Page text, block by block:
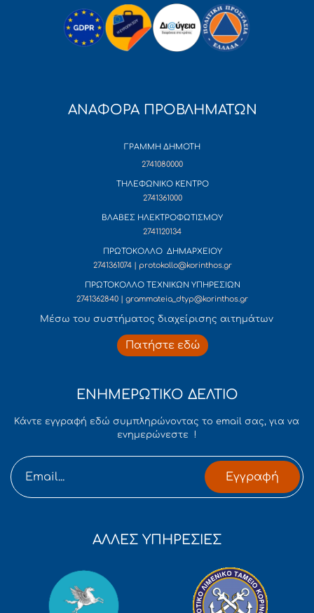
ΑΝΑΦΟΡΑ ΠΡΟΒΛΗΜΑΤΩΝ
ΓΡΑΜΜΗ ΔΗΜΟΤΗ
2741080000
ΤΗΛΕΦΩΝΙΚΟ ΚΕΝΤΡΟ
2741361000
ΒΛΑΒΕΣ ΗΛΕΚΤΡΟΦΩΤΙΣΜΟΥ
2741120134
ΠΡΩΤΟΚΟΛΛΟ ΔΗΜΑΡΧΕΙΟΥ
2741361074 | protokollo@korinthos.gr
ΠΡΩΤΟΚΟΛΛΟ ΤΕΧΝΙΚΩΝ ΥΠΗΡΕΣΙΩΝ
2741362840 | grammateia_dtyp@korinthos.gr
Mέσω του συστήματος διαχείρισης αιτημάτων
Πατήστε εδώ
ΕΝΗΜΕΡΩΤΙΚΟ ΔΕΛΤΙΟ
Κάντε εγγραφή εδώ συμπληρώνοντας το email σας, για να
ενημερώνεστε !
Εγγραφή
ΑΛΛΕΣ ΥΠΗΡΕΣΙΕΣ